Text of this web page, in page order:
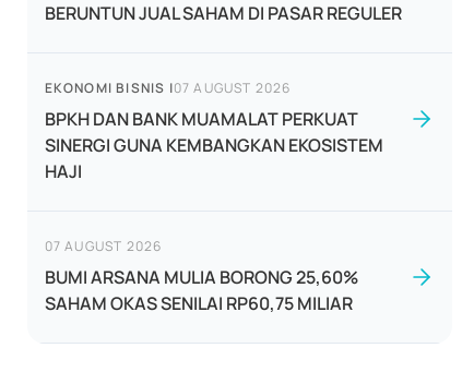
BERUNTUN JUAL SAHAM DI PASAR REGULER
EKONOMI BISNIS |07 AUGUST 2026
BPKH DAN BANK MUAMALAT PERKUAT
SINERGI GUNA KEMBANGKAN EKOSISTEM
HAJI
07 AUGUST 2026
BUMI ARSANA MULIA BORONG 25,60%
SAHAM OKAS SENILAI RP60,75 MILIAR